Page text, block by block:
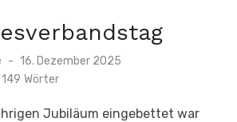
Veröffentlicht
am
16. Dezember 2025
149 Wörter
Jubiläum eingebettet war